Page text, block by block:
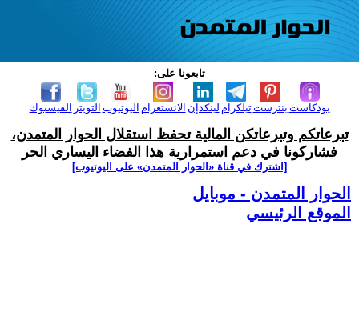
تابعونا على:
الفيسبوك التويتر اليوتيوب الانستغرام لينكدإن تيلكرامبنترست بودكاست
تبرعاتكم وتبرعاتكن المالية تحفظ استقلال الحوار المتمدن،
فشاركونا في دعم استمرارية هذا الفضاء اليساري الحر
[اشترك في قناة ‫«الحوار المتمدن» على اليوتيوب]
الحوار المتمدن - موبايل
الموقع الرئيسي